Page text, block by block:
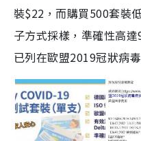
裝$22，而購買500套裝
子方式採樣，準確性高
已列在歐盟2019冠狀病